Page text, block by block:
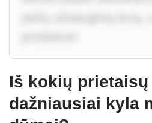
Iš kokių
dažniausiai kyla